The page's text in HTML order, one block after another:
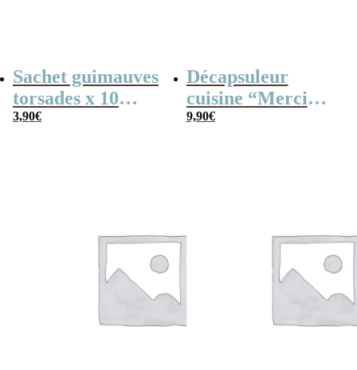
Sachet guimauves
torsades x 10
“Merci Maître”
3,90€
Décapsuleur
cuisine “Merci
Maître”
9,90€